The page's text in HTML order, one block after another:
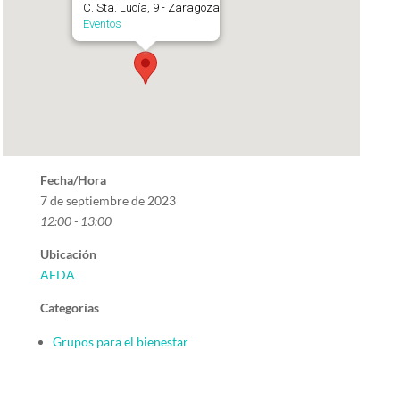
C. Sta. Lucía, 9 - Zaragoza
Eventos
Fecha/Hora
7 de septiembre de 2023
12:00 - 13:00
Ubicación
AFDA
Categorías
Grupos para el bienestar